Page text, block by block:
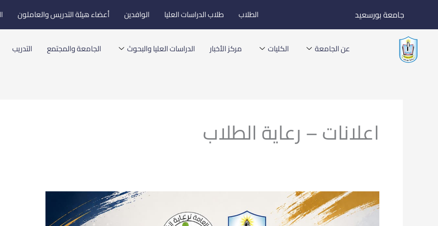
إلى
المحتوى
جامعة بورسعيد الطلاب طلاب الدراسات العليا الوافدين أعضاء هيئة التدريس والعاملون
عن الجامعة الكليات مركز الأخبار الدراسات العليا والبحوث الجامعة والمجتمع التدريب
اعلانات – رعاية الطلاب
جامعة